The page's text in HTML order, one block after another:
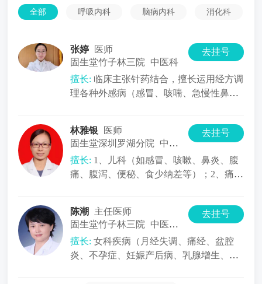
全部 呼吸内科 脑病内科 消化科
张婷
医师
固生堂竹子林三院
中医科
去挂号
擅长: 临床主张针药结合，擅长运用经方调
理各种外感病（感冒、咳喘、急慢性鼻
林雅银
医师
固生堂深圳罗湖分院
中医内科
去挂号
擅长: 1、儿科（如感冒、咳嗽、鼻炎、腹
痛、腹泻、便秘、食少纳差等）；2、痛证
陈潮
主任医师
固生堂竹子林三院
中医内科
去挂号
擅长: 女科疾病（月经失调、痛经、盆腔
炎、不孕症、妊娠产后病、乳腺增生、围